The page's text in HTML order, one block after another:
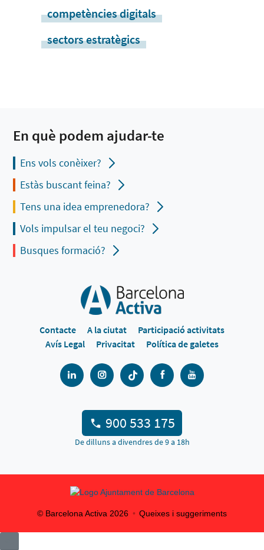
competències digitals
sectors estratègics
En què podem ajudar-te
Ens vols conèixer?
Estàs buscant feina?
Tens una idea emprenedora?
Vols impulsar el teu negoci?
Busques formació?
Contacte A la ciutat
Participació activitats
Avís Legal
Privacitat Política de galetes
900 533 175
De dilluns a divendres de 9 a 18h
© Barcelona Activa 2026 Queixes i suggeriments